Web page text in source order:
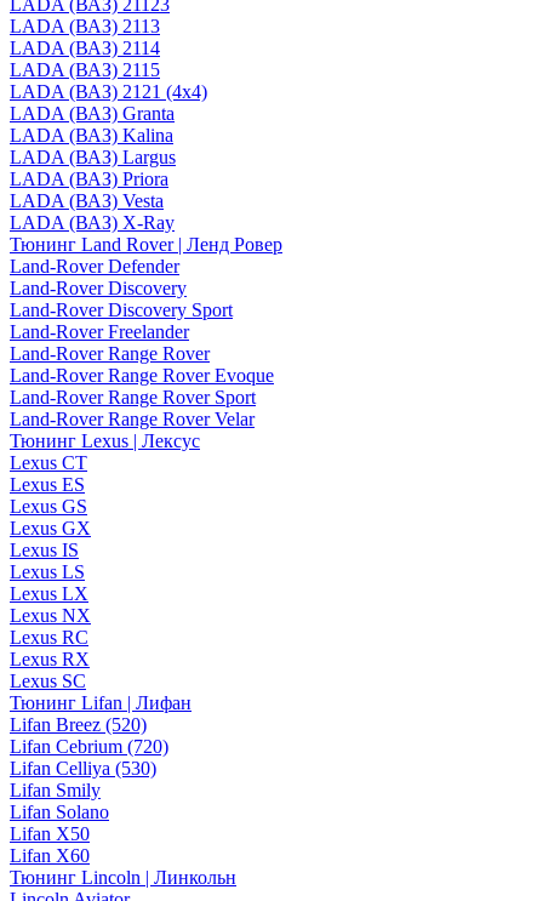
LADA (ВАЗ) 21123
LADA (ВАЗ) 2113
LADA (ВАЗ) 2114
LADA (ВАЗ) 2115
LADA (ВАЗ) 2121 (4x4)
LADA (ВАЗ) Granta
LADA (ВАЗ) Kalina
LADA (ВАЗ) Largus
LADA (ВАЗ) Priora
LADA (ВАЗ) Vesta
LADA (ВАЗ) X-Ray
Тюнинг Land Rover | Ленд Ровер
Land-Rover Defender
Land-Rover Discovery
Land-Rover Discovery Sport
Land-Rover Freelander
Land-Rover Range Rover
Land-Rover Range Rover Evoque
Land-Rover Range Rover Sport
Land-Rover Range Rover Velar
Тюнинг Lexus | Лексус
Lexus CT
Lexus ES
Lexus GS
Lexus GX
Lexus IS
Lexus LS
Lexus LX
Lexus NX
Lexus RC
Lexus RX
Lexus SC
Тюнинг Lifan | Лифан
Lifan Breez (520)
Lifan Cebrium (720)
Lifan Celliya (530)
Lifan Smily
Lifan Solano
Lifan X50
Lifan X60
Тюнинг Lincoln | Линкольн